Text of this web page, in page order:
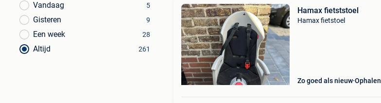
Vandaag
5
Gisteren 9
Een week 28
Altijd 261
Hamax fietststoel
Hamax fietstoel
Zo goed als nieuw Ophalen